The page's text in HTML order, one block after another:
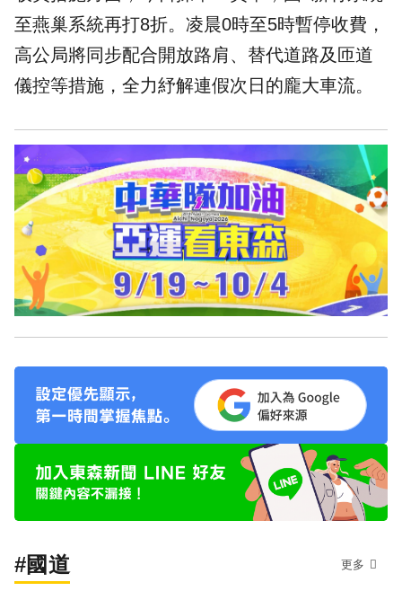
至燕巢系統再打8折。凌晨0時至5時暫停收費，
高公局將同步配合開放路肩、替代道路及匝道
儀控等措施，全力紓解連假次日的龐大車流。
#國道 更多